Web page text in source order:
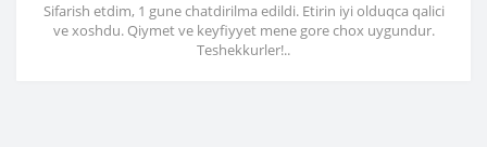
Sifarish etdim, 1 gune chatdirilma edildi. Etirin iyi olduqca qalici
ve xoshdu. Qiymet ve keyfiyyet mene gore chox uygundur.
Teshekkurler!..